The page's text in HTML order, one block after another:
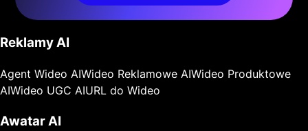
Reklamy AI
Agent Wideo AIWideo Reklamowe AIWideo Produktowe
AIWideo UGC AIURL do Wideo
Awatar AI